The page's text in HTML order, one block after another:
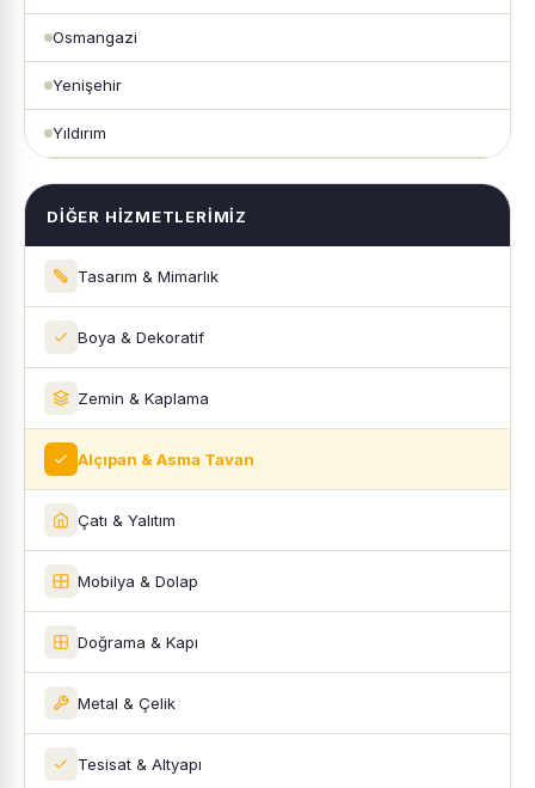
Osmangazi
Yenişehir
Yıldırım
DIĞER HIZMETLERIMIZ
Tasarım & Mimarlık
Boya & Dekoratif
Zemin & Kaplama
Alçıpan & Asma Tavan
Çatı & Yalıtım
Mobilya & Dolap
Doğrama & Kapı
Metal & Çelik
Tesisat & Altyapı